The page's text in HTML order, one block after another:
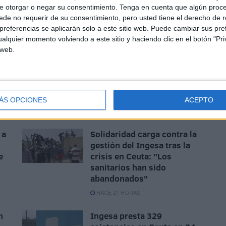
otorgar o negar su consentimiento. Tenga en cuenta que algún
no requerir de su consentimiento, pero usted tiene el derecho de
se aplicarán solo a este sitio web. Puede cambiar sus
momento volviendo a este sitio y haciendo clic en el botón
OPCIONES ACEPTO
y también doble canal de trabajo, además de
lesiones mientras se realiza la exploración.
Solidaridad carga contra la
gestión del Ingesa tras la
crisis en Ceuta: "Los
sanitarios han sido
abandonados"
HACE 21 HORAS
Ingesa presta 329